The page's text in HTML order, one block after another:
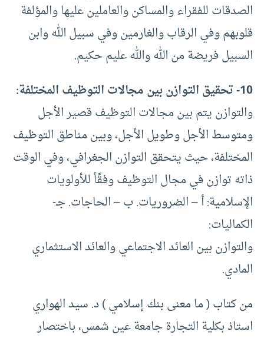
الصدقات للفقراء والمساكن والعاملين عليها والمؤلفة
قلوبهم وفي الرقاب والغارمين وفي سبيل الله وابن
السبيل فريضة من الله والله عليم حكيم.
10- تحقيق التوازن بين مجالات التوظيف المختلفة:
والتوازن يتم بين مجالات التوظيف قصير الأجل
ومتوسط الأجل وطويل الأجل، وبين مناطق التوظيف
المختلفة، حيث يتحقق التوازن الجغرافي، وفي الوقت
ذاته توازن في مجال التوظيف وفقًأ للأولويات
الإسلامية: أ – الضروريات. ب – الحاجات. جـ-
الكماليات:
والتوازن بين العائد الاجتماعي والعائد الاستثماري
المادي.
من كتاب ( ما معنى بنك إسلامي ) د. سيد الهواري
استاذ بكلية التجارة جامعة عين شمس، باختصار